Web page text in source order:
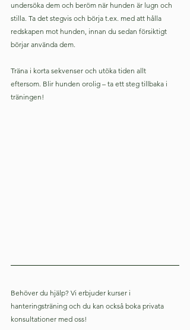
undersöka dem och beröm när hunden är lugn och
stilla. Ta det stegvis och börja t.ex. med att hålla
redskapen mot hunden, innan du sedan försiktigt
börjar använda dem.
Träna i korta sekvenser och utöka tiden allt
eftersom. Blir hunden orolig – ta ett steg tillbaka i
träningen!
Behöver du hjälp? Vi erbjuder kurser i
hanteringsträning och du kan också boka privata
konsultationer med oss!